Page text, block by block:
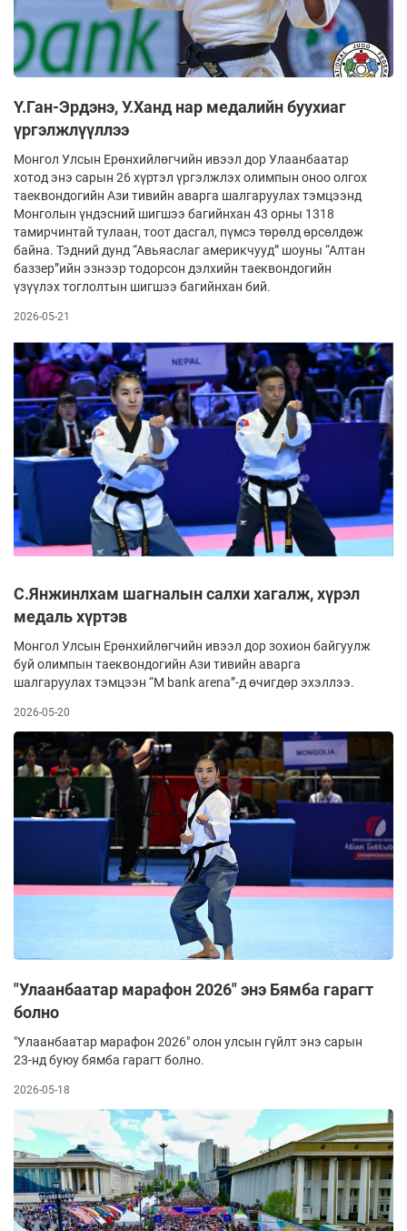
Ү.Ган-Эрдэнэ, У.Ханд нар медалийн буухиаг
үргэлжлүүллээ
Монгол Улсын Ерөнхийлөгчийн ивээл дор Улаанбаатар
хотод энэ сарын 26 хүртэл үргэлжлэх олимпын оноо олгох
таеквондогийн Ази тивийн аварга шалгаруулах тэмцээнд
Монголын үндэсний шигшээ багийнхан 43 орны 1318
тамирчинтай тулаан, тоот дасгал, пүмсэ төрөлд өрсөлдөж
байна. Тэдний дунд “Авьяаслаг америкчууд” шоуны “Алтан
баззер”ийн эзнээр тодорсон дэлхийн таеквондогийн
үзүүлэх тоглолтын шигшээ багийнхан бий.
2026-05-21
С.Янжинлхам шагналын салхи хагалж, хүрэл
медаль хүртэв
Монгол Улсын Ерөнхийлөгчийн ивээл дор зохион байгуулж
буй олимпын таеквондогийн Ази тивийн аварга
шалгаруулах тэмцээн “M bank arena”-д өчигдөр эхэллээ.
2026-05-20
"Улаанбаатар марафон 2026" энэ Бямба гарагт
болно
"Улаанбаатар марафон 2026" олон улсын гүйлт энэ сарын
23-нд буюу бямба гарагт болно.
2026-05-18